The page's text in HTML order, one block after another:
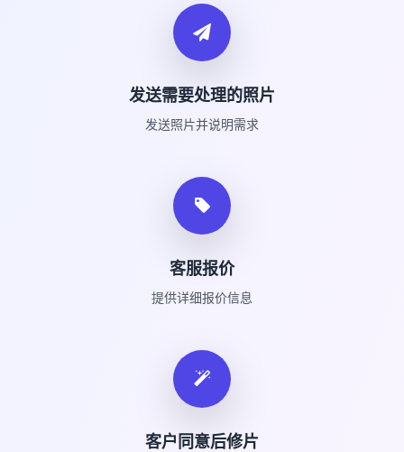
发送需要处理的照片
发送照片并说明需求
客服报价
提供详细报价信息
客户同意后修片